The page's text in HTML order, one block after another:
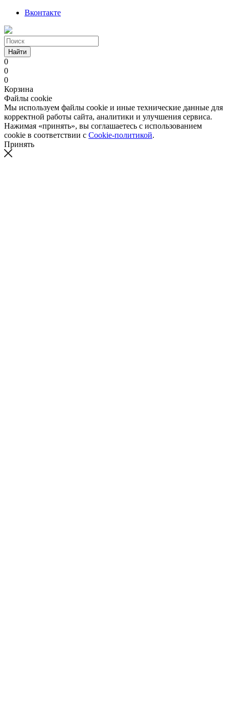
Вконтакте
Найти
0
0
0
Корзина
Файлы cookie
Мы используем файлы cookie и иные технические данные для
корректной работы сайта, аналитики и улучшения сервиса.
Нажимая «принять», вы соглашаетесь с использованием
cookie в соответствии с Cookie-политикой.
Принять